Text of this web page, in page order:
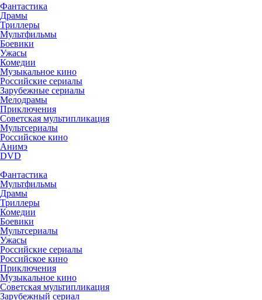
Фантастика
Драмы
Триллеры
Мультфильмы
Боевики
Ужасы
Комедии
Музыкальное кино
Российские сериалы
Зарубежные сериалы
Мелодрамы
Приключения
Советская мультипликация
Мультсериалы
Российское кино
Анимэ
DVD
Фантастика
Мультфильмы
Драмы
Триллеры
Комедии
Боевики
Мультсериалы
Ужасы
Российские сериалы
Российское кино
Приключения
Музыкальное кино
Советская мультипликация
Зарубежный сериал